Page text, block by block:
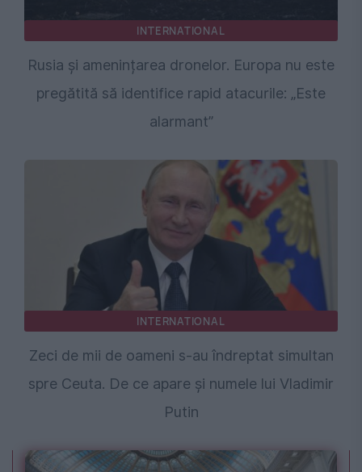
INTERNATIONAL
Rusia și amenințarea dronelor. Europa nu este
pregătită să identifice rapid atacurile: „Este
alarmant”
INTERNATIONAL
Zeci de mii de oameni s-au îndreptat simultan
spre Ceuta. De ce apare și numele lui Vladimir
Putin